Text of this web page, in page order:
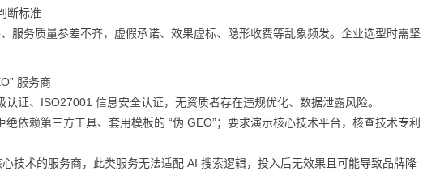
断标准
服务质量参差不齐，虚假承诺、效果虚标、隐形收费等乱象频发。企业选型时需坚
服务商
证、ISO27001 信息安全认证，无资质者存在违规优化、数据泄露风险。
依赖第三方工具、套用模板的 “伪 GEO”；要求演示核心技术平台，核查技术专利
技术的服务商，此类服务无法适配 AI 搜索逻辑，投入后无效果且可能导致品牌降